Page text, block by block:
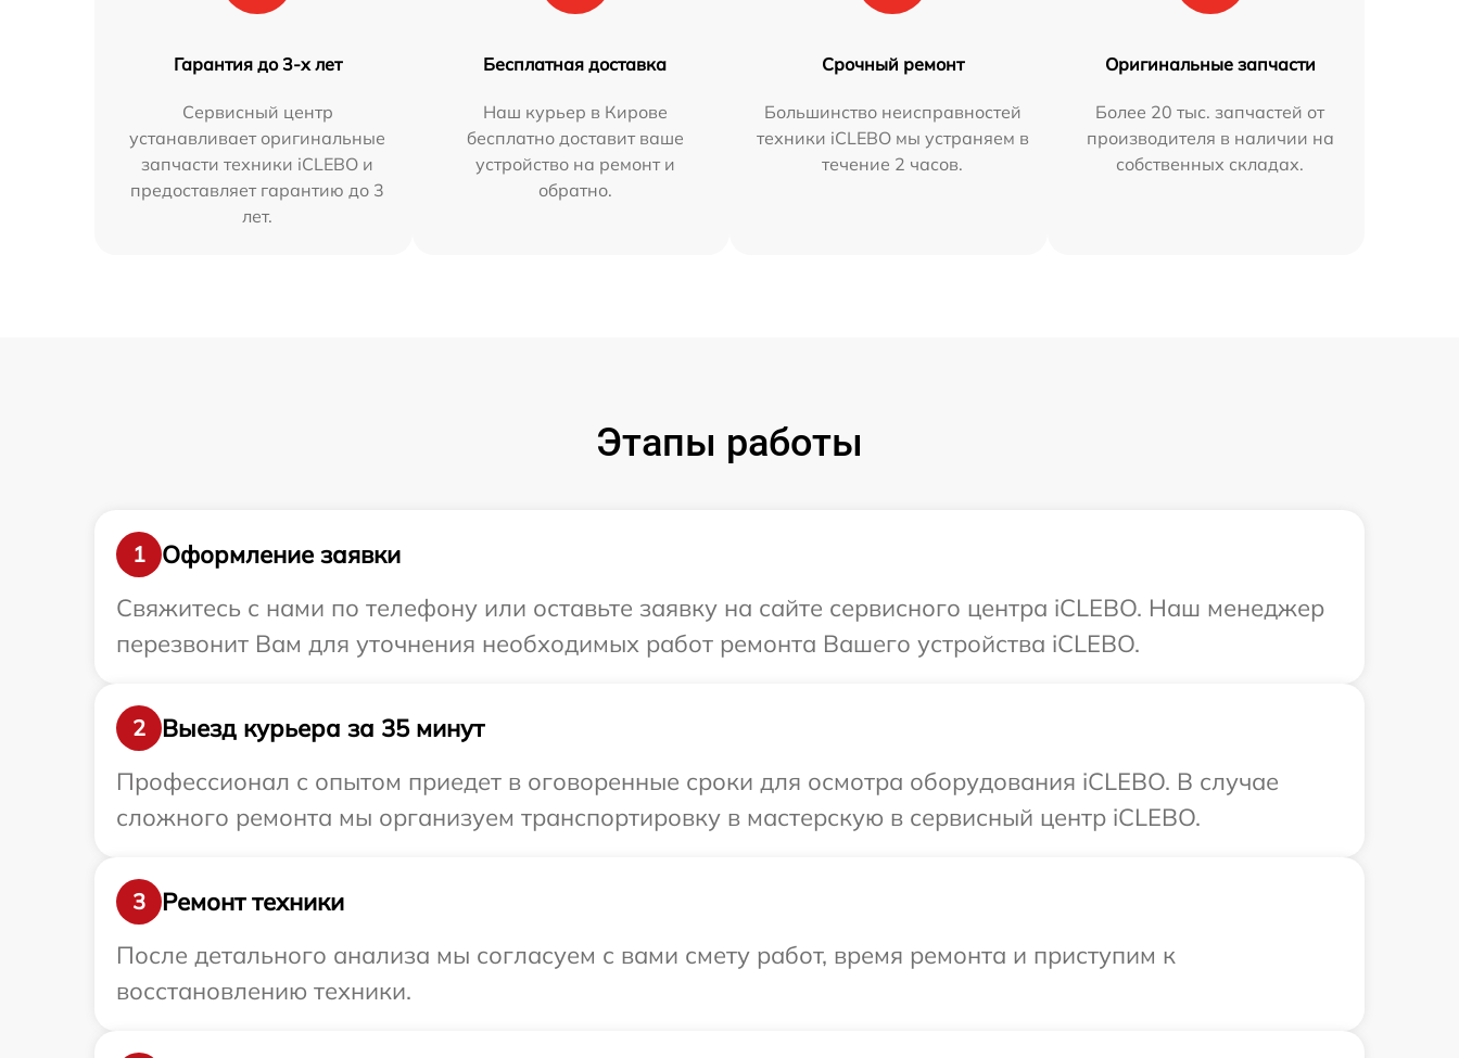
Гарантия до 3-х лет
Сервисный центр
устанавливает оригинальные
запчасти техники iCLEBO и
предоставляет гарантию до 3
лет.
Бесплатная доставка
Наш курьер в Кирове
бесплатно доставит ваше
устройство на ремонт и
обратно.
Срочный ремонт
Большинство неисправностей
техники iCLEBO мы устраняем в
течение 2 часов.
Оригинальные запчасти
Более 20 тыс. запчастей от
производителя в наличии на
собственных складах.
Этапы работы
1
Оформление заявки
Свяжитесь с нами по телефону или оставьте заявку на сайте сервисного центра iCLEBO. Наш менеджер
перезвонит Вам для уточнения необходимых работ ремонта Вашего устройства iCLEBO.
2
Выезд курьера за 35 минут
Профессионал с опытом приедет в оговоренные сроки для осмотра оборудования iCLEBO. В случае
сложного ремонта мы организуем транспортировку в мастерскую в сервисный центр iCLEBO.
3
Ремонт техники
После детального анализа мы согласуем с вами смету работ, время ремонта и приступим к
восстановлению техники.